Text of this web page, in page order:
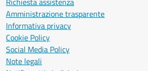
Amministrazione trasparente
Informativa privacy
Cookie Policy
Social Media Policy
Note legali